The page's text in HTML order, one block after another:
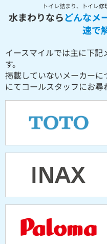
トイレ詰まり、トイレ
水まわりならどんなメ
速で
イースマイルでは主に下
す。
掲載していないメーカー
にてコールスタッフにお尋